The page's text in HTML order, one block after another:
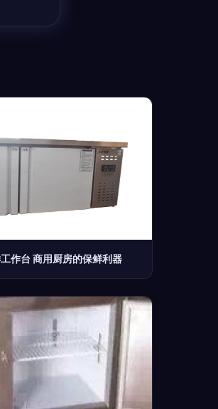
作台 商用厨房的保鲜利器